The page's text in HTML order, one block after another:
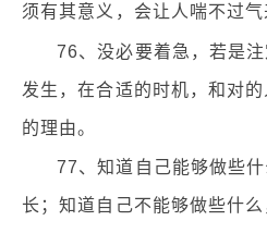
须有其意义，会让人喘不过气
76、没必要着急，若是
发生，在合适的时机，和对
的理由。
77、知道自己能够做些
长；知道自己不能够做些什